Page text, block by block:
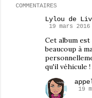
COMMENTAIRES
Lylou de
19 mars
Cet album
beaucoup à
qu'il véhicule !
19